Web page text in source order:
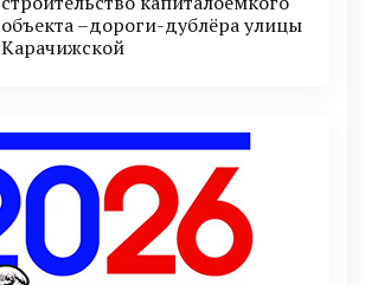
объекта –дороги-дублёра улицы
Карачижской